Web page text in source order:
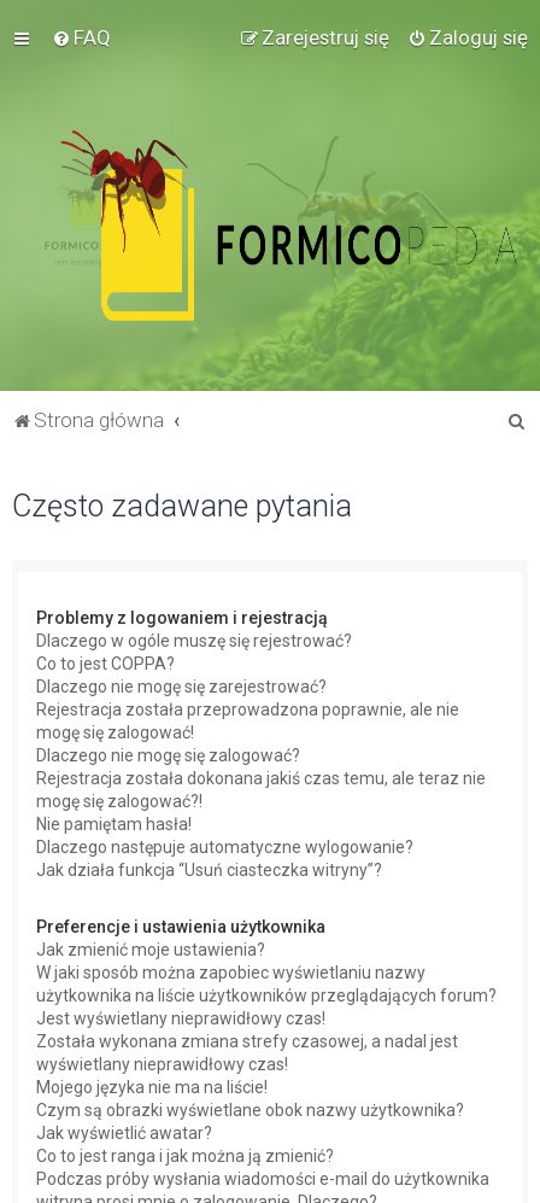
FAQ Zaloguj się
Zarejestruj się
Strona główna
Często zadawane pytania
Problemy z logowaniem i rejestracją
Dlaczego w ogóle muszę się rejestrować?
Co to jest COPPA?
Dlaczego nie mogę się zarejestrować?
Rejestracja została przeprowadzona poprawnie, ale nie
mogę się zalogować!
Dlaczego nie mogę się zalogować?
Rejestracja została dokonana jakiś czas temu, ale teraz nie
mogę się zalogować?!
Nie pamiętam hasła!
Dlaczego następuje automatyczne wylogowanie?
Jak działa funkcja “Usuń ciasteczka witryny”?
Preferencje i ustawienia użytkownika
Jak zmienić moje ustawienia?
W jaki sposób można zapobiec wyświetlaniu nazwy
użytkownika na liście użytkowników przeglądających forum?
Jest wyświetlany nieprawidłowy czas!
Została wykonana zmiana strefy czasowej, a nadal jest
wyświetlany nieprawidłowy czas!
Mojego języka nie ma na liście!
Czym są obrazki wyświetlane obok nazwy użytkownika?
Jak wyświetlić awatar?
Co to jest ranga i jak można ją zmienić?
Podczas próby wysłania wiadomości e-mail do użytkownika